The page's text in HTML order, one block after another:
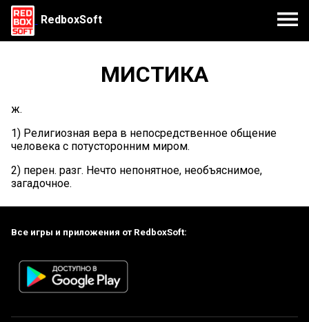
RedboxSoft
МИСТИКА
ж.
1) Религиозная вера в непосредственное общение
человека с потусторонним миром.
2) перен. разг. Нечто непонятное, необъяснимое,
загадочное.
Все игры и приложения от RedboxSoft: